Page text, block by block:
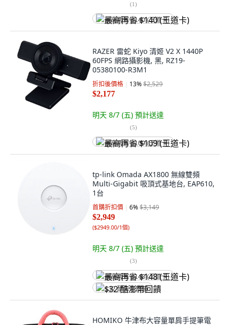
(1)
最高再省 $140 (王道卡)
RAZER 雷蛇 Kiyo 清姬 V2 X 1440P
60FPS 網路攝影機, 黑, RZ19-
05380100-R3M1
折扣後價格 13%$2,529
$2,177
明天 8/7 (五) 預計送達
(5)
最高再省 $109 (王道卡)
tp-link Omada AX1800 無線雙頻
Multi-Gigabit 吸頂式基地台, EAP610,
1台
首購折扣價 6%$3,149
$2,949
($2949.00/1個)
明天 8/7 (五) 預計送達
(3)
最高再省 $148 (王道卡)
$32 酷澎幣回饋
HOMIKO 牛津布大容量單肩手提筆電